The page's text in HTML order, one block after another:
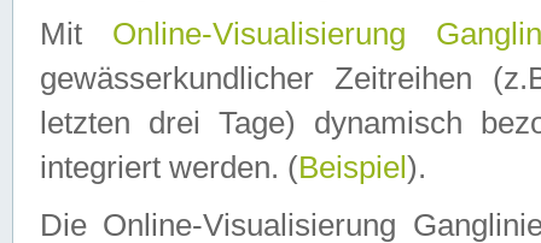
Mit Online-Visualisierung
gewässerkundlicher Zeitreihen
letzten drei Tage) dynamisch
integriert werden. (Beispiel ).
Die Online-Visualisierung